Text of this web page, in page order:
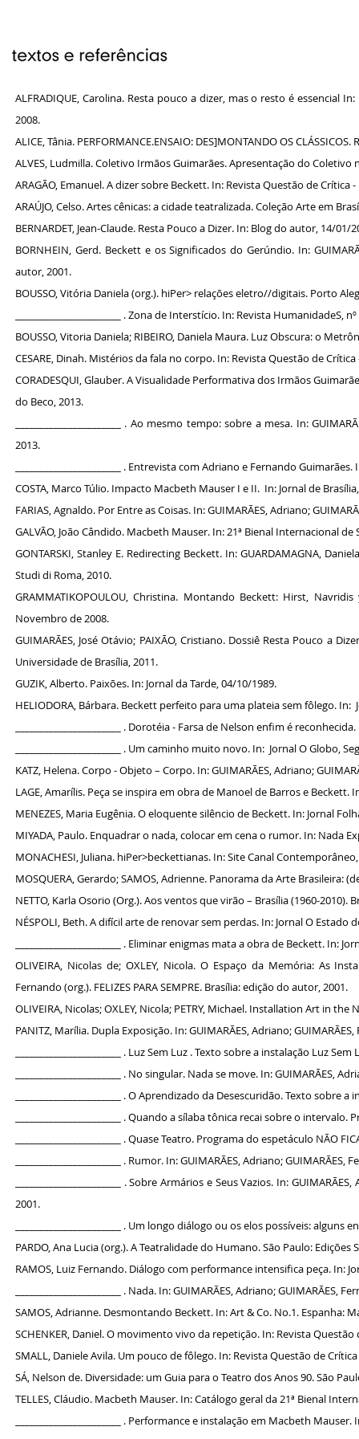
ALFRADIQUE, Carolina. Resta pouco a dizer, mas o resto é essencial
2008.
ALICE, Tânia. PERFORMANCE.ENSAIO: DES]MONTANDO OS
ALVES, Ludmilla. Coletivo Irmãos Guimarães. Apresentação do Coletivo
ARAGÃO, Emanuel. A dizer sobre Beckett. In: Revista Questão de
ARAÚJO, Celso. Artes cênicas: a cidade teatralizada. Coleção Arte em
BERNARDET, Jean-Claude. Resta Pouco a Dizer. In: Blog do autor, 14/01/
BORNHEIN, Gerd. Beckett e os Significados do Gerúndio. In:
autor, 2001.
BOUSSO, Vitória Daniela (org.). hiPer> relações eletro//digitais. Porto
______________________ . Zona de Interstício. In: Revista
BOUSSO, Vitoria Daniela; RIBEIRO, Daniela Maura. Luz Obscura: o
CESARE, Dinah. Mistérios da fala no corpo. In: Revista Questão de
CORADESQUI, Glauber. A Visualidade Performativa dos Irmãos
do Beco, 2013.
______________________ . Ao mesmo tempo: sobre a mesa. In:
2013.
______________________ . Entrevista com Adriano e Fernando
COSTA, Marco Túlio. Impacto Macbeth Mauser I e II. In: Jornal de
FARIAS, Agnaldo. Por Entre as Coisas. In: GUIMARÃES, Adriano;
GALVÃO, João Cândido. Macbeth Mauser. In: 21ª Bienal Internacional de
GONTARSKI, Stanley E. Redirecting Beckett. In: GUARDAMAGNA,
Studi di Roma, 2010.
GRAMMATIKOPOULOU, Christina. Montando Beckett: Hirst,
Novembro de 2008.
GUIMARÃES, José Otávio; PAIXÃO, Cristiano. Dossiê Resta Pouco a
Universidade de Brasília, 2011.
GUZIK, Alberto. Paixões. In: Jornal da Tarde, 04/10/1989.
HELIODORA, Bárbara. Beckett perfeito para uma plateia sem fôlego. In:
______________________ . Dorotéia - Farsa de Nelson enfim é
______________________ . Um caminho muito novo. In: Jornal O Globo,
KATZ, Helena. Corpo - Objeto – Corpo. In: GUIMARÃES, Adriano;
LAGE, Amarílis. Peça se inspira em obra de Manoel de Barros e Beckett.
MENEZES, Maria Eugênia. O eloquente silêncio de Beckett. In: Jornal
MIYADA, Paulo. Enquadrar o nada, colocar em cena o rumor. In: Nada
MONACHESI, Juliana. hiPer>beckettianas. In: Site Canal
MOSQUERA, Gerardo; SAMOS, Adrienne. Panorama da Arte Brasileira:
NETTO, Karla Osorio (Org.). Aos ventos que virão – Brasília (1960-2010).
NÉSPOLI, Beth. A difícil arte de renovar sem perdas. In: Jornal O Estado
______________________ . Eliminar enigmas mata a obra de Beckett. In:
OLIVEIRA, Nicolas de; OXLEY, Nicola. O Espaço da Memória: As
Fernando (org.). FELIZES PARA SEMPRE. Brasília: edição do autor, 2001.
OLIVEIRA, Nicolas; OXLEY, Nicola; PETRY, Michael. Installation Art in
PANITZ, Marília. Dupla Exposição. In: GUIMARÃES, Adriano;
______________________ . Luz Sem Luz . Texto sobre a instalação Luz
______________________ . No singular. Nada se move. In:
______________________ . O Aprendizado da Desescuridão. Texto
______________________ . Quando a sílaba tônica recai sobre o
______________________ . Quase Teatro. Programa do espetáculo NÃO
______________________ . Rumor. In: GUIMARÃES, Adriano;
______________________ . Sobre Armários e Seus Vazios. In:
2001.
______________________ . Um longo diálogo ou os elos possíveis:
PARDO, Ana Lucia (org.). A Teatralidade do Humano. São Paulo: Edições
RAMOS, Luiz Fernando. Diálogo com performance intensifica peça. In:
______________________ . Nada. In: GUIMARÃES, Adriano;
SAMOS, Adrianne. Desmontando Beckett. In: Art & Co. No.1. Espanha:
SCHENKER, Daniel. O movimento vivo da repetição. In: Revista
SMALL, Daniele Avila. Um pouco de fôlego. In: Revista Questão de
SÁ, Nelson de. Diversidade: um Guia para o Teatro dos Anos 90. São
TELLES, Cláudio. Macbeth Mauser. In: Catálogo geral da 21ª Bienal
______________________ . Performance e instalação em Macbeth Mauser.